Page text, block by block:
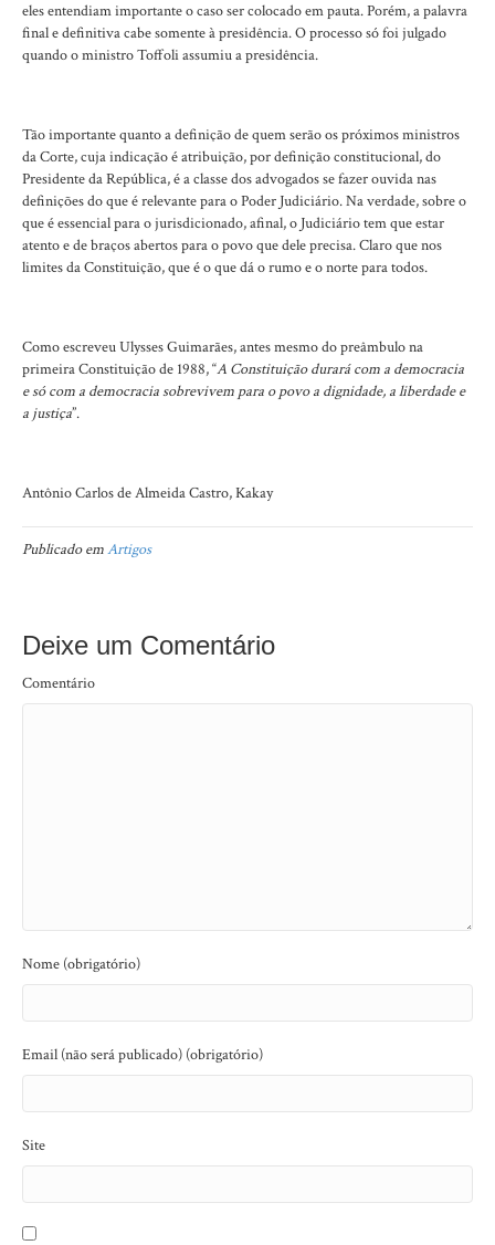
eles entendiam importante o caso ser colocado em pauta. Porém, a palavra
final e definitiva cabe somente à presidência. O processo só foi julgado
quando o ministro Toffoli assumiu a presidência.
Tão importante quanto a definição de quem serão os próximos ministros
da Corte, cuja indicação é atribuição, por definição constitucional, do
Presidente da República, é a classe dos advogados se fazer ouvida nas
definições do que é relevante para o Poder Judiciário. Na verdade, sobre o
que é essencial para o jurisdicionado, afinal, o Judiciário tem que estar
atento e de braços abertos para o povo que dele precisa. Claro que nos
limites da Constituição, que é o que dá o rumo e o norte para todos.
Como escreveu Ulysses Guimarães, antes mesmo do preâmbulo na
primeira Constituição de 1988, “A Constituição durará com a democracia
e só com a democracia sobrevivem para o povo a dignidade, a liberdade e
a justiça”.
Antônio Carlos de Almeida Castro, Kakay
Publicado emArtigos
Deixe um Comentário
Comentário
Nome (obrigatório)
Email (não será publicado) (obrigatório)
Site